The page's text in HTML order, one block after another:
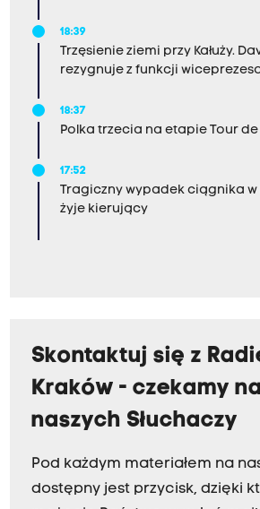
18:39
Trzęsienie ziemi przy Kałuży.
rezygnuje z funkcji
18:37
Polka trzecia na etapie Tour
17:52
Tragiczny wypadek ciągnika w
żyje kierujący
Skontaktuj się z
Kraków - czekamy
naszych Słuchaczy
Pod każdym materiałem na
dostępny jest przycisk, dzięki